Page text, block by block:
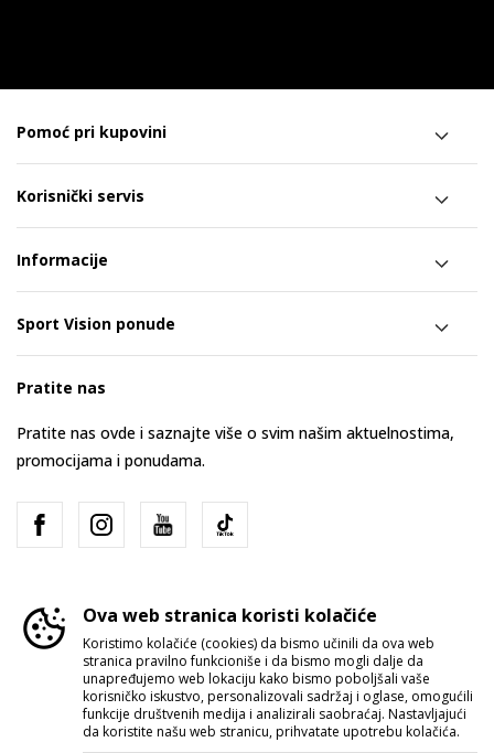
Pomoć pri kupovini
Korisnički servis
Informacije
Sport Vision ponude
Pratite nas
Pratite nas ovde i saznajte više o svim našim aktuelnostima,
promocijama i ponudama.
Srbija Promenite
Ova web stranica koristi kolačiće
Koristimo kolačiće (cookies) da bismo učinili da ova web
stranica pravilno funkcioniše i da bismo mogli dalje da
unapređujemo web lokaciju kako bismo poboljšali vaše
korisničko iskustvo, personalizovali sadržaj i oglase, omogućili
funkcije društvenih medija i analizirali saobraćaj. Nastavljajući
da koristite našu web stranicu, prihvatate upotrebu kolačića.